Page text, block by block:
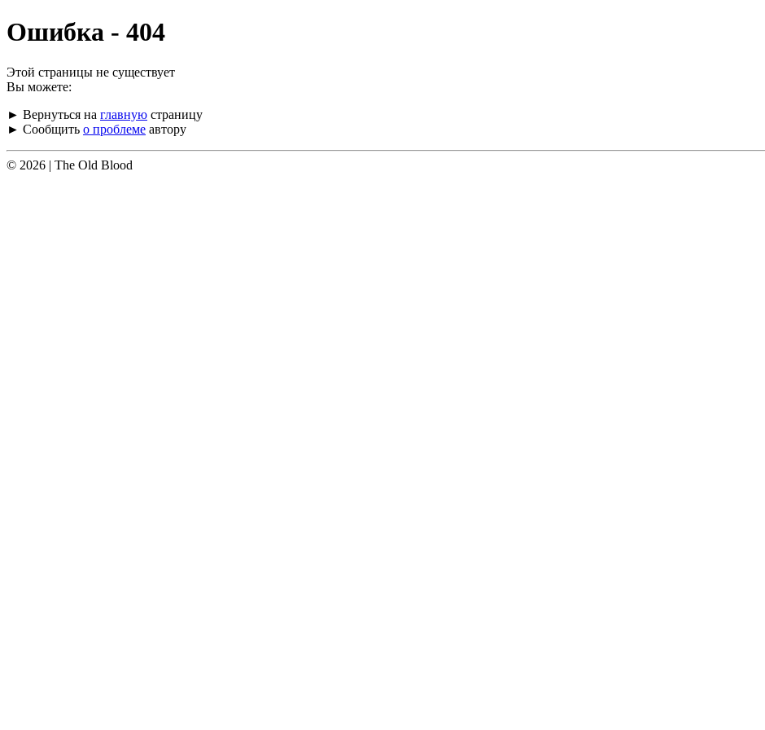
Ошибка - 404
Этой страницы не существует
Вы можете:
► Вернуться на главную страницу
► Сообщить о проблеме автору
© 2026 | The Old Blood